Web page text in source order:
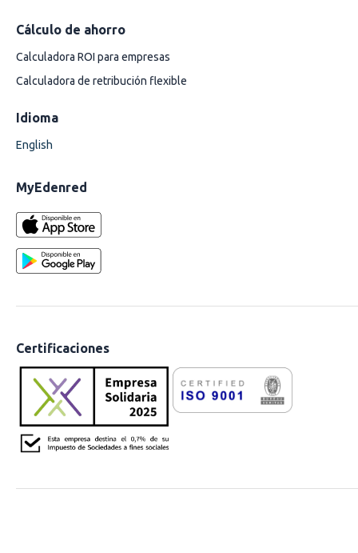
Cálculo de ahorro
Calculadora ROI para empresas
Calculadora de retribución flexible
Idioma
English
MyEdenred
Certificaciones